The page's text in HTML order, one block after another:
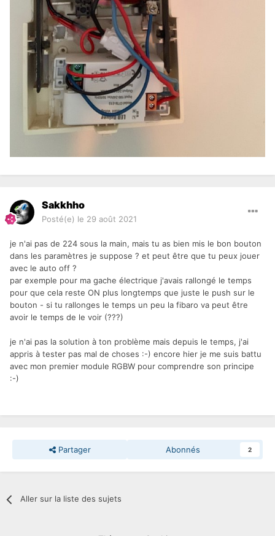
Sakkhho
Posté(e) le 29 août 2021
je n'ai pas de 224 sous la main, mais tu as bien mis le bon bouton
dans les paramètres je suppose ? et peut être que tu peux jouer
avec le auto off ?
par exemple pour ma gache électrique j'avais rallongé le temps
pour que cela reste ON plus longtemps que juste le push sur le
bouton - si tu rallonges le temps un peu la fibaro va peut être
avoir le temps de le voir (???)
je n'ai pas la solution à ton problème mais depuis le temps, j'ai
appris à tester pas mal de choses :-) encore hier je me suis battu
avec mon premier module RGBW pour comprendre son principe
:-)
Partager Abonnés 2
Aller sur la liste des sujets